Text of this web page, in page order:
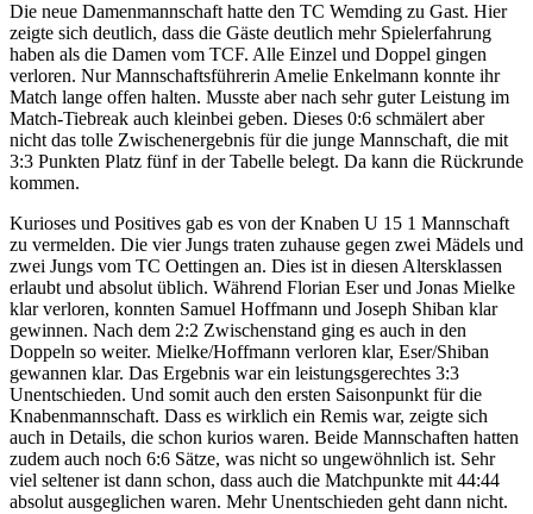
Die neue Damenmannschaft hatte den TC Wemding zu Gast. Hier
zeigte sich deutlich, dass die Gäste deutlich mehr Spielerfahrung
haben als die Damen vom TCF. Alle Einzel und Doppel gingen
verloren. Nur Mannschaftsführerin Amelie Enkelmann konnte ihr
Match lange offen halten. Musste aber nach sehr guter Leistung im
Match-Tiebreak auch kleinbei geben. Dieses 0:6 schmälert aber
nicht das tolle Zwischenergebnis für die junge Mannschaft, die mit
3:3 Punkten Platz fünf in der Tabelle belegt. Da kann die Rückrunde
kommen.
Kurioses und Positives gab es von der Knaben U 15 1 Mannschaft
zu vermelden. Die vier Jungs traten zuhause gegen zwei Mädels und
zwei Jungs vom TC Oettingen an. Dies ist in diesen Altersklassen
erlaubt und absolut üblich. Während Florian Eser und Jonas Mielke
klar verloren, konnten Samuel Hoffmann und Joseph Shiban klar
gewinnen. Nach dem 2:2 Zwischenstand ging es auch in den
Doppeln so weiter. Mielke/Hoffmann verloren klar, Eser/Shiban
gewannen klar. Das Ergebnis war ein leistungsgerechtes 3:3
Unentschieden. Und somit auch den ersten Saisonpunkt für die
Knabenmannschaft. Dass es wirklich ein Remis war, zeigte sich
auch in Details, die schon kurios waren. Beide Mannschaften hatten
zudem auch noch 6:6 Sätze, was nicht so ungewöhnlich ist. Sehr
viel seltener ist dann schon, dass auch die Matchpunkte mit 44:44
absolut ausgeglichen waren. Mehr Unentschieden geht dann nicht.